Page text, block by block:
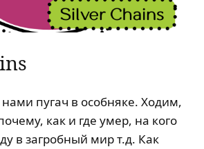
нами пугач в особняке. Ходим,
как и где умер, на кого
в загробный мир т.д. Как